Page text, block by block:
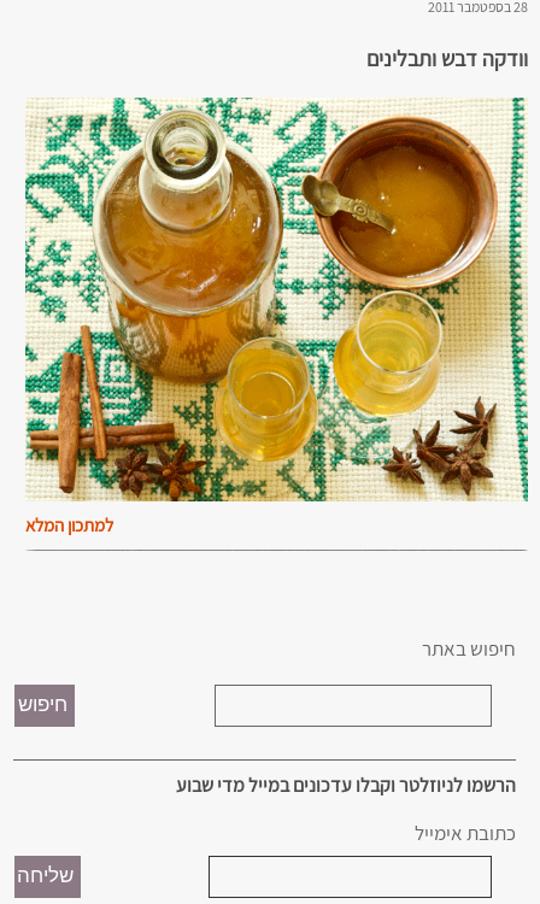
28 בספטמבר 2011
וודקה דבש ותבלינים
למתכון המלא
חיפוש באתר
הרשמו לניוזלטר וקבלו עדכונים במייל מדי שבוע
כתובת אימייל